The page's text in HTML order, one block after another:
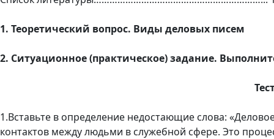
1. Теоретический вопрос. Виды деловых писем
2. Ситуационное (практическое) задание.
1.Вставьте в определение недостающие слова:
контактов между людьми в служебной сфере. Это